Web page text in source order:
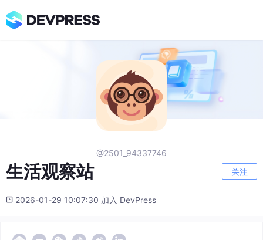
@2501_94337746
生活观察站 关注
2026-01-29 10:07:30 加入 DevPress